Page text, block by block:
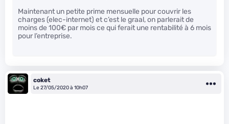
Maintenant un petite prime mensuelle pour couvrir les
charges (elec-internet) et c’est le graal, on parlerait de
moins de 100€ par mois ce qui ferait une rentabilité à 6 mois
pour l’entreprise.
coket
Le 27/05/2020 à 10h07